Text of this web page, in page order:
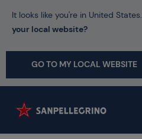
It looks like you're in United States.
your local website?
GO TO MY LOCAL WEBSITE